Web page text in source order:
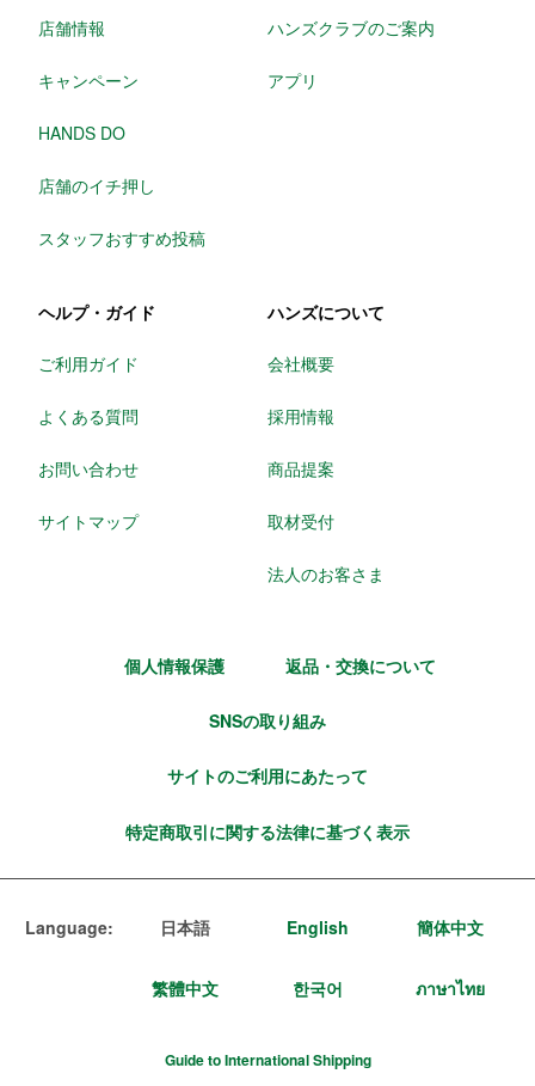
店舗情報
キャンペーン
HANDS DO
店舗のイチ押し
スタッフおすすめ投稿
ハンズクラブのご案内
アプリ
ヘルプ・ガイド
ご利用ガイド
よくある質問
お問い合わせ
サイトマップ
ハンズについて
会社概要
採用情報
商品提案
取材受付
法人のお客さま
個人情報保護 返品・交換について
SNSの取り組み
サイトのご利用にあたって
特定商取引に関する法律に基づく表示
Language: 日本語 English 簡体中文
繁體中文 한국어 ภาษาไทย
Guide to International Shipping